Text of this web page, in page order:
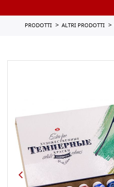
PRODOTTI ALTRI PRODOTTI